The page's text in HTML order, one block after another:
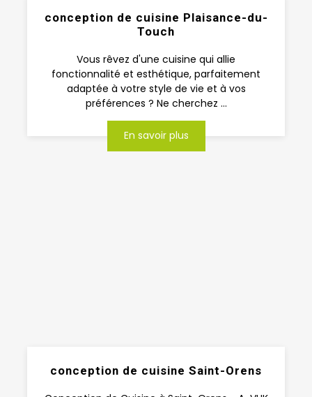
conception de cuisine Plaisance-du-
Touch
Vous rêvez d'une cuisine qui allie
fonctionnalité et esthétique, parfaitement
adaptée à votre style de vie et à vos
préférences ? Ne cherchez ...
En savoir plus
conception de cuisine Saint-Orens